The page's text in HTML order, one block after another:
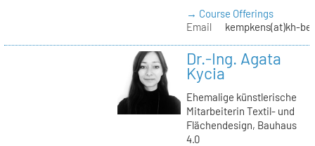
→ Course Offerings
Email
kempkens(at)kh-
Dr.-Ing. Agata
Kycia
Ehemalige künstlerische
Mitarbeiterin Textil- und
Flächendesign, Bauhaus
4.0